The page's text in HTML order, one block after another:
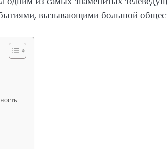
вызывающими большой